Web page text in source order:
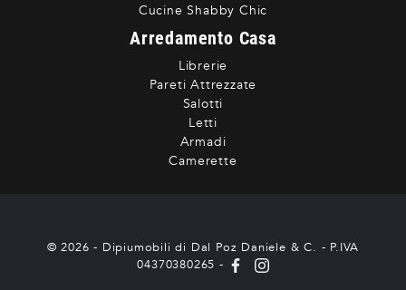
Cucine Shabby Chic
Arredamento Casa
Librerie
Pareti Attrezzate
Salotti
Letti
Armadi
Camerette
© 2026 - Dipiumobili di Dal Poz Daniele & C. - P.IVA
04370380265 -